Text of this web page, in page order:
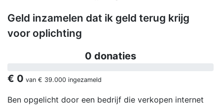
Geld inzamelen dat ik geld terug krijg
voor oplichting
0 donaties
€ 0 van € 39.000 ingezameld
Ben opgelicht door een bedrijf die verkopen internet